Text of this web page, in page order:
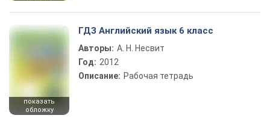
показать
обложку
ГДЗ Английский язык 6 класс
Авторы: А. Н. Несвит
Год: 2012
Описание: Рабочая тетрадь